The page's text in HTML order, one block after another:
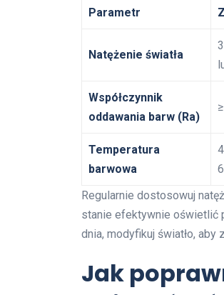
Parametr
Natężenie światła
Współczynnik
oddawania barw (Ra)
Temperatura
barwowa
Regularnie dostosowuj
stanie efektywnie oświetlić
dnia, modyfikuj światło,
Jak